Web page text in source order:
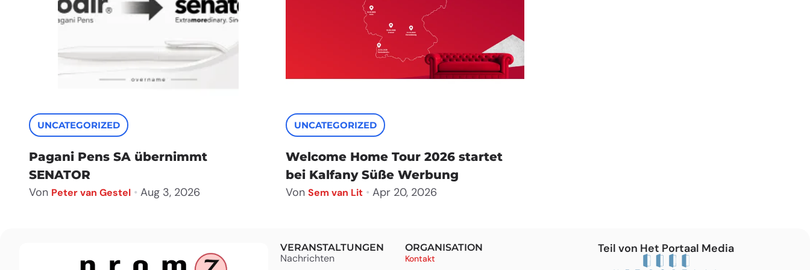
UNCATEGORIZED
Pagani Pens SA übernimmt
SENATOR
Von Peter van Gestel • Aug 3, 2026
UNCATEGORIZED
Welcome Home Tour 2026 startet
bei Kalfany Süße Werbung
Von Sem van Lit • Apr 20, 2026
VERANSTALTUNGEN
Nachrichten
ORGANISATION
Kontakt
Teil von Het Portaal Media